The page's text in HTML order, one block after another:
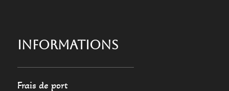
INFORMATIONS
Frais de port